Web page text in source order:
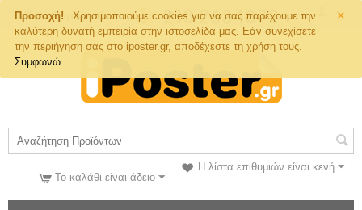
×
Προσοχή!
Χρησιμοποιούμε cookies για να σας παρέχουμε την
καλύτερη δυνατή εμπειρία στην ιστοσελίδα μας. Εάν συνεχίσετε
την περιήγηση σας στο iposter.gr, αποδέχεστε τη χρήση τους.
Συμφωνώ
Τηλ. Παραγγελιών
Η λίστα επιθυμιών είναι κενή
Το καλάθι είναι άδειο